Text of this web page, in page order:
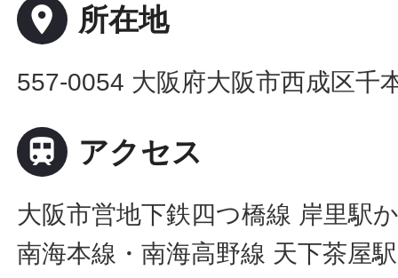
place 所在地
557-0054 大阪府大阪市西成区千
 アクセス
大阪市営地下鉄四つ橋線 岸里駅
南海本線・南海高野線 天下茶屋